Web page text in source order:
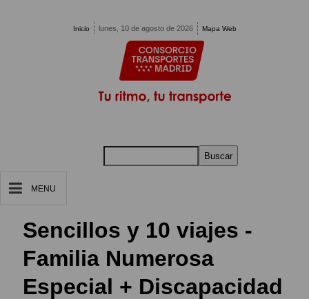
Inicio lunes, 10 de agosto de 2026 Mapa Web
Buscar
MENU
Sencillos y 10 viajes -
Familia Numerosa
Especial + Discapacidad